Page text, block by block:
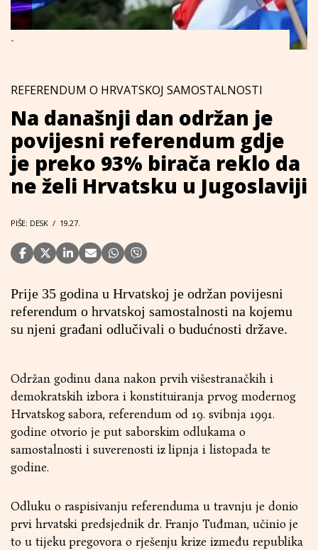
-
REFERENDUM O HRVATSKOJ SAMOSTALNOSTI
Na današnji dan održan je
povijesni referendum gdje
je preko 93% birača reklo da
ne želi Hrvatsku u Jugoslaviji
PIŠE: DESK / 19.27.
Prije 35 godina u Hrvatskoj je održan povijesni
referendum o hrvatskoj samostalnosti na kojemu
su njeni građani odlučivali o budućnosti države.
Održan godinu dana nakon prvih višestranačkih i
demokratskih izbora i konstituiranja prvog modernog
Hrvatskog sabora, referendum od 19. svibnja 1991.
godine otvorio je put saborskim odlukama o
samostalnosti i suverenosti iz lipnja i listopada te
godine.
Odluku o raspisivanju referenduma u travnju je donio
prvi hrvatski predsjednik dr. Franjo Tuđman, učinio je
to u tijeku pregovora o rješenju krize između republika